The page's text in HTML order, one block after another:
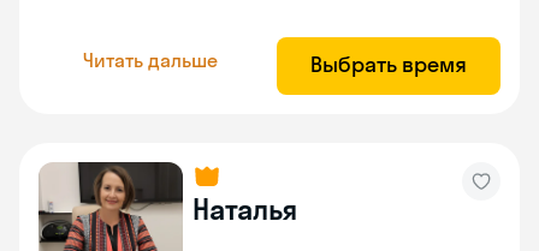
Читать дальше Выбрать время
Наталья